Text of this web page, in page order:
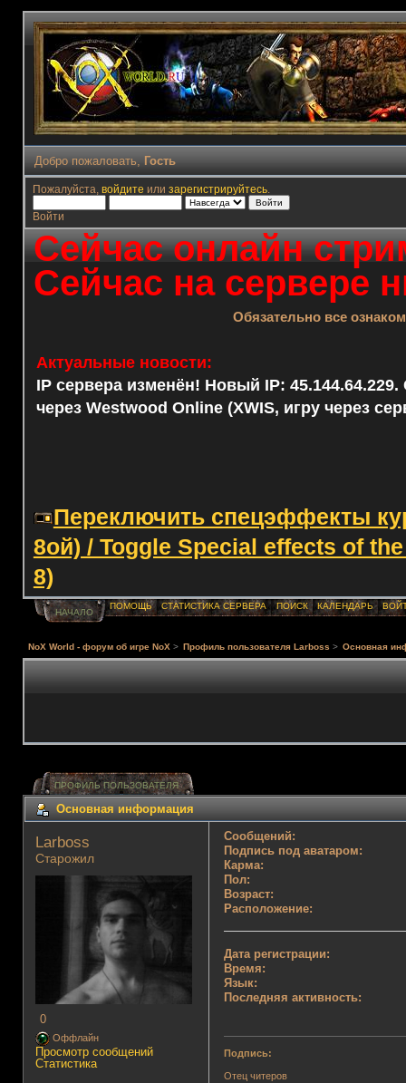
Добро пожаловать, Гость
Пожалуйста, войдите или зарегистрируйтесь.
Войти
Сейчас онлайн
Сейчас на сервере
Обязательно все
Актуальные новости:
IP сервера изменён! Новый IP: 45.144.64.229.
через Westwood Online (XWIS, игру через
Переключить спецэффекты
8ой) / Toggle Special effects of
8)
НАЧАЛО
ПОМОЩЬ СТАТИСТИКА СЕРВЕРА ПОИСК КАЛЕНДАРЬ
NoX World - форум об игре NoX > Профиль пользователя Lаrboss > Основная
ПРОФИЛЬ ПОЛЬЗОВАТЕЛЯ
Основная информация
Lаrboss
Старожил
0
Оффлайн
Просмотр сообщений
Статистика
Сообщений:
Подпись под аватаром:
Карма:
Пол:
Возраст:
Расположение:
Дата регистрации:
Время:
Язык:
Последняя активность:
Подпись:
Отец читеров